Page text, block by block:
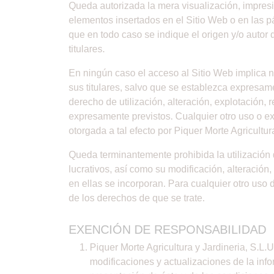
Queda autorizada la mera visualización,
elementos insertados en el Sitio Web o en las
que en todo caso se indique el origen y/o
titulares.
En ningún caso el acceso al Sitio Web implica
sus titulares, salvo que se establezca
derecho de utilización, alteración, explotación,
expresamente previstos. Cualquier otro uso o
otorgada a tal efecto por Piquer Morte
Queda terminantemente prohibida la
lucrativos, así como su modificación,
en ellas se incorporan. Para cualquier otro uso
de los derechos de que se trate.
EXENCIÓN DE RESPONSABILIDAD
Piquer Morte Agricultura y Jardineria,
modificaciones y actualizaciones de la